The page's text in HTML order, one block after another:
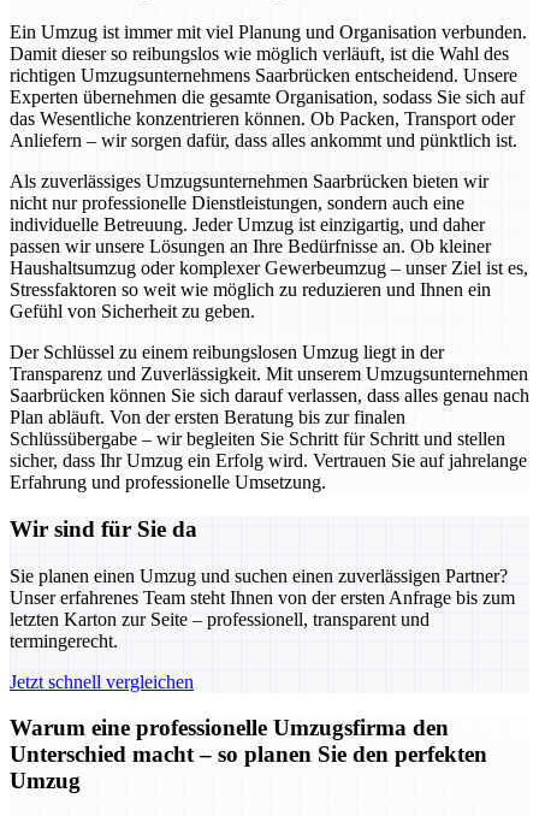
Ein Umzug ist immer mit viel Planung und Organisation verbunden.
Damit dieser so reibungslos wie möglich verläuft, ist die Wahl des
richtigen Umzugsunternehmens Saarbrücken entscheidend. Unsere
Experten übernehmen die gesamte Organisation, sodass Sie sich auf
das Wesentliche konzentrieren können. Ob Packen, Transport oder
Anliefern – wir sorgen dafür, dass alles ankommt und pünktlich ist.
Als zuverlässiges Umzugsunternehmen Saarbrücken bieten wir
nicht nur professionelle Dienstleistungen, sondern auch eine
individuelle Betreuung. Jeder Umzug ist einzigartig, und daher
passen wir unsere Lösungen an Ihre Bedürfnisse an. Ob kleiner
Haushaltsumzug oder komplexer Gewerbeumzug – unser Ziel ist es,
Stressfaktoren so weit wie möglich zu reduzieren und Ihnen ein
Gefühl von Sicherheit zu geben.
Der Schlüssel zu einem reibungslosen Umzug liegt in der
Transparenz und Zuverlässigkeit. Mit unserem Umzugsunternehmen
Saarbrücken können Sie sich darauf verlassen, dass alles genau nach
Plan abläuft. Von der ersten Beratung bis zur finalen
Schlüssübergabe – wir begleiten Sie Schritt für Schritt und stellen
sicher, dass Ihr Umzug ein Erfolg wird. Vertrauen Sie auf jahrelange
Erfahrung und professionelle Umsetzung.
Wir sind für Sie da
Sie planen einen Umzug und suchen einen zuverlässigen Partner?
Unser erfahrenes Team steht Ihnen von der ersten Anfrage bis zum
letzten Karton zur Seite – professionell, transparent und
termingerecht.
Jetzt schnell vergleichen
Warum eine professionelle Umzugsfirma den
Unterschied macht – so planen Sie den perfekten
Umzug